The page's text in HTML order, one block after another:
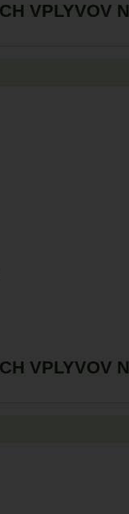
VPLYVOV
VPLYVOV